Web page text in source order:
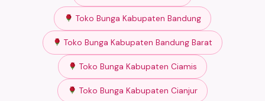
Toko Bunga Kabupaten Bandung
Toko Bunga Kabupaten Bandung Barat
Toko Bunga Kabupaten Ciamis
Toko Bunga Kabupaten Cianjur